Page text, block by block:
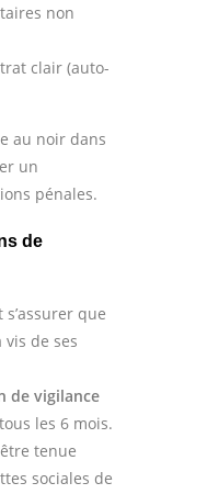
non
clair (auto-
au noir dans
un
pénales.
de
que
de ses
de vigilance
les 6 mois.
tenue
sociales de